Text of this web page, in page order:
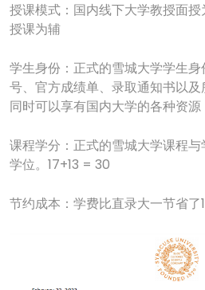
授课模式：国内线下大学教授面
授课为辅
学生身份：正式的雪城大学学生
号、官方成绩单、录取通知书以及
同时可以享有国内大学的各种资源
课程学分：正式的雪城大学课程
学位。17+13 = 30
节约成本：学费比直录大一节省了1